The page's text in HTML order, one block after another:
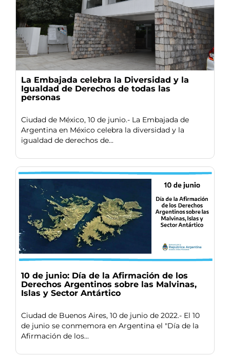
La Embajada celebra la Diversidad y la
Igualdad de Derechos de todas las
personas
Ciudad de México, 10 de junio.- La Embajada de
Argentina en México celebra la diversidad y la
igualdad de derechos de...
10 de junio: Día de la Afirmación de los
Derechos Argentinos sobre las Malvinas,
Islas y Sector Antártico
Ciudad de Buenos Aires, 10 de junio de 2022.- El 10
de junio se conmemora en Argentina el "Día de la
Afirmación de los...